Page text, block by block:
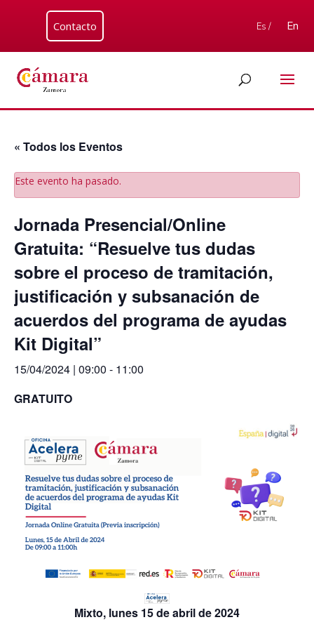
Contacto Es / En
« Todos los Eventos
Este evento ha pasado.
Jornada Presencial/Online
Gratuita: “Resuelve tus dudas
sobre el proceso de tramitación,
justificación y subsanación de
acuerdos del programa de ayudas
Kit Digital”
15/04/2024 | 09:00 - 11:00
GRATUITO
Mixto, lunes 15 de abril de 2024